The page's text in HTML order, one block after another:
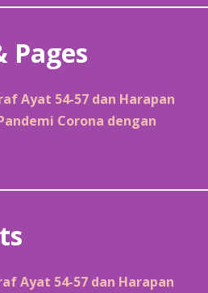
Pages
Ayat 54-57 dan Harapan
Corona dengan
Ayat 54-57 dan Harapan